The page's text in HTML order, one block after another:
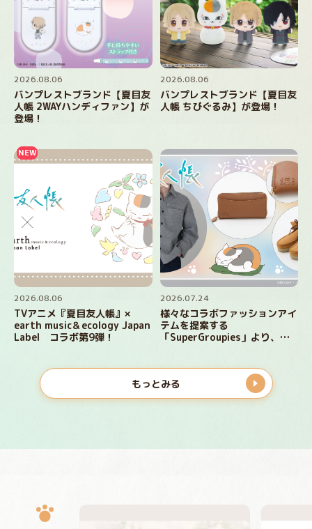
2026.08.06
バンプレストブランド【夏目友
人帳 2WAYハンディファン】が
登場！
2026.08.06
バンプレストブランド【夏目友
人帳 ちびぐるみ】が登場！
2026.08.06
TVアニメ『夏目友人帳』×
earth music＆ecology Japan
Label コラボ第9弾！
2026.07.24
様々なコラボファッションアイ
テムを提案する
「SuperGroupies」より、
もっとみる